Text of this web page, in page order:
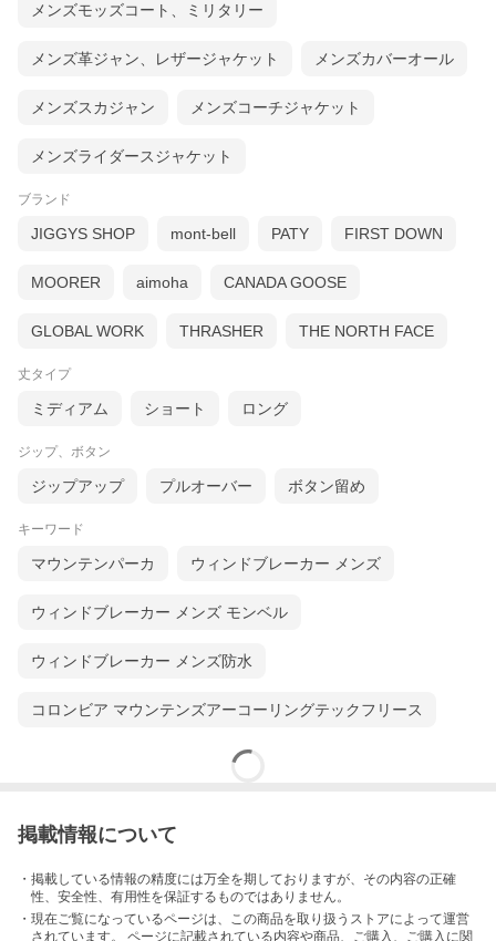
メンズモッズコート、ミリタリー
メンズ革ジャン、レザージャケット メンズカバーオール
メンズスカジャン メンズコーチジャケット
メンズライダースジャケット
ブランド
JIGGYS SHOP mont-bell PATY FIRST DOWN
MOORER aimoha CANADA GOOSE
GLOBAL WORK THRASHER THE NORTH FACE
丈タイプ
ミディアム ショート ロング
ジップ、ボタン
ジップアップ プルオーバー ボタン留め
キーワード
マウンテンパーカ ウィンドブレーカー メンズ
ウィンドブレーカー メンズ モンベル
ウィンドブレーカー メンズ防水
コロンビア マウンテンズアーコーリングテックフリース
掲載情報について
・掲載している情報の精度には万全を期しておりますが、その内容の正確
性、安全性、有用性を保証するものではありません。
・現在ご覧になっているページは、この商品を取り扱うストアによって運営
されています。 ページに記載されている内容や商品、ご購入 、ご購入に関